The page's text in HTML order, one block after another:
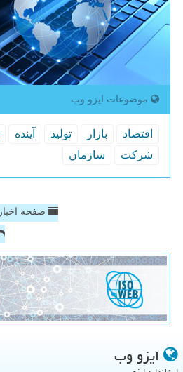
موضوعات ایزو وب
اقتصاد بازار تولید آینده
شركت
سازمان
صفحه اخبار
ایزو وب